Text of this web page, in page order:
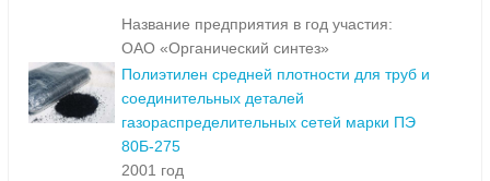
Название предприятия в год участия:
ОАО «Органический синтез»
Полиэтилен средней плотности для труб и
соединительных деталей
газораспределительных сетей марки ПЭ
80Б-275
2001 год